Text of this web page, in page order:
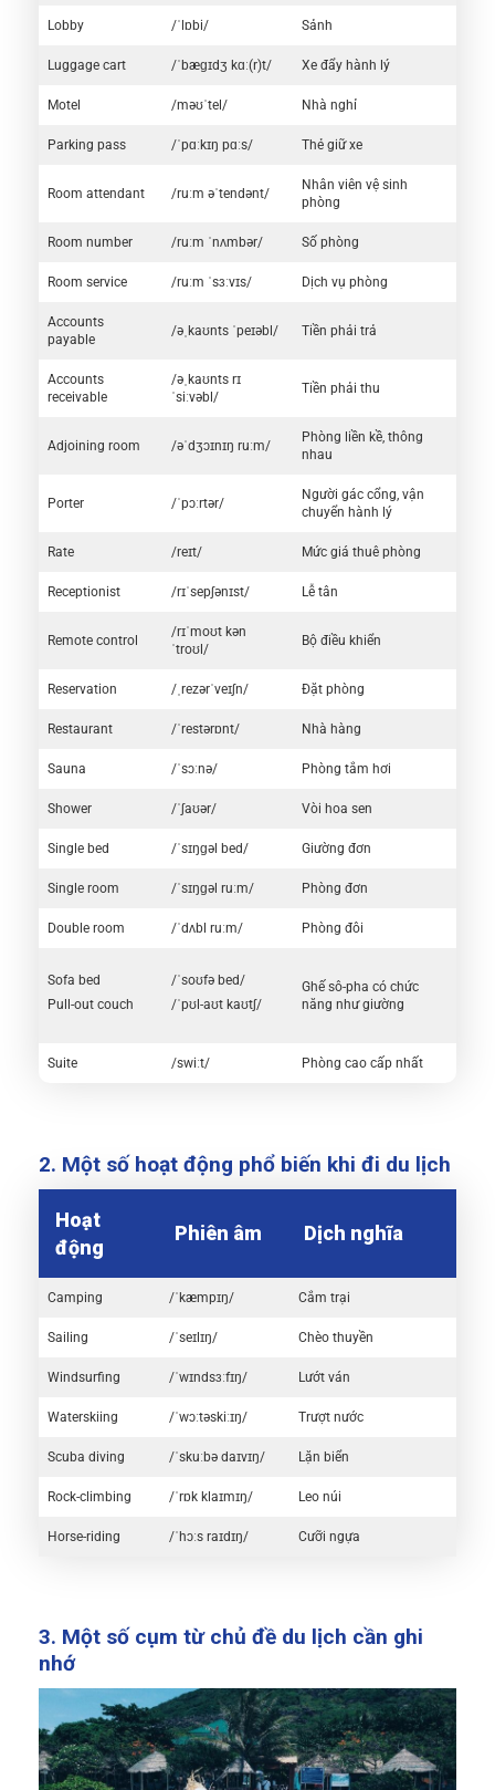
Lobby /ˈlɒbi/ Sảnh
Luggage cart /ˈbæɡɪdʒ kɑː(r)t/ Xe đẩy hành lý
Motel /məʊˈtel/ Nhà nghỉ
Parking pass /ˈpɑːkɪŋ pɑːs/ Thẻ giữ xe
Room attendant /ruːm əˈtendənt/
Nhân viên vệ sinh
phòng
Room number /ruːm ˈnʌmbər/ Số phòng
Room service /ruːm ˈsɜːvɪs/ Dịch vụ phòng
Accounts
payable
/əˌkaʊnts ˈpeɪəbl/ Tiền phải trả
Accounts
receivable
/əˌkaʊnts rɪ
ˈsiːvəbl/
Tiền phải thu
Adjoining room /əˈdʒɔɪnɪŋ ruːm/
Phòng liền kề, thông
nhau
Porter /ˈpɔːrtər/
Người gác cổng, vận
chuyển hành lý
Rate /reɪt/ Mức giá thuê phòng
Receptionist /rɪˈsepʃənɪst/ Lễ tân
Remote control
/rɪˈmoʊt kən
ˈtroʊl/
Bộ điều khiển
Reservation /ˌrezərˈveɪʃn/ Đặt phòng
Restaurant /ˈrestərɒnt/ Nhà hàng
Sauna /ˈsɔːnə/ Phòng tắm hơi
Shower /ˈʃaʊər/ Vòi hoa sen
Single bed /ˈsɪŋɡəl bed/ Giường đơn
Single room /ˈsɪŋɡəl ruːm/ Phòng đơn
Double room /ˈdʌbl ruːm/ Phòng đôi
Sofa bed
Pull-out couch
/ˈsoʊfə bed/
/ˈpʊl-aʊt kaʊtʃ/
Ghế sô-pha có chức
năng như giường
Suite /swiːt/ Phòng cao cấp nhất
2. Một số hoạt động phổ biến khi đi du lịch
Hoạt
động
Phiên âm Dịch nghĩa
Camping /ˈkæmpɪŋ/ Cắm trại
Sailing /ˈseɪlɪŋ/ Chèo thuyền
Windsurfing /ˈwɪndsɜːfɪŋ/ Lướt ván
Waterskiing /ˈwɔːtəskiːɪŋ/ Trượt nước
Scuba diving /ˈskuːbə daɪvɪŋ/ Lặn biển
Rock-climbing /ˈrɒk klaɪmɪŋ/ Leo núi
Horse-riding /ˈhɔːs raɪdɪŋ/ Cưỡi ngựa
3. Một số cụm từ chủ đề du lịch cần ghi
nhớ